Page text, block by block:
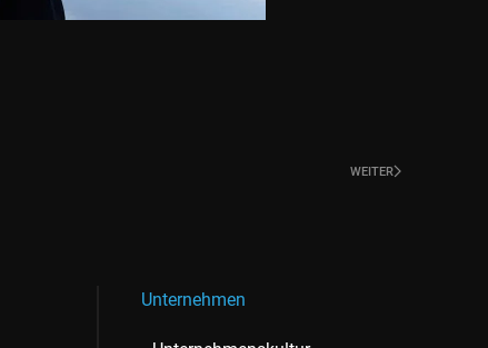
WEITER
Unternehmen